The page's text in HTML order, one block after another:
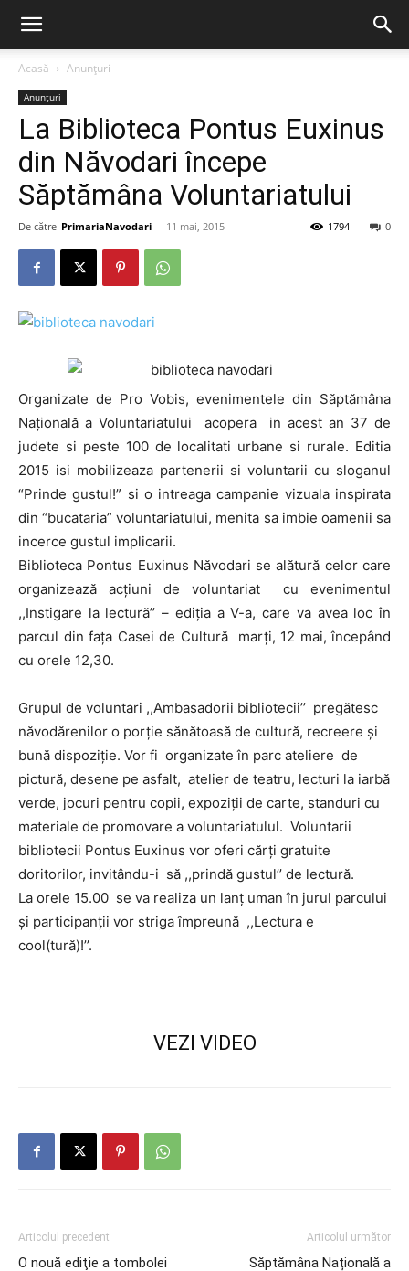
Acasă Anunțuri
Anunțuri
La Biblioteca Pontus Euxinus
din Năvodari începe
Săptămâna Voluntariatului
De către PrimariaNavodari - 11 mai, 2015 0
1794
Organizate de Pro Vobis, evenimentele din Săptămâna
Naţională a Voluntariatului acopera in acest an 37 de
judete si peste 100 de localitati urbane si rurale. Editia
2015 isi mobilizeaza partenerii si voluntarii cu sloganul
“Prinde gustul!” si o intreaga campanie vizuala inspirata
din “bucataria” voluntariatului, menita sa imbie oamenii sa
incerce gustul implicarii.
Biblioteca Pontus Euxinus Năvodari se alătură celor care
organizează acțiuni de voluntariat cu evenimentul
,,Instigare la lectură’’ – ediția a V-a, care va avea loc în
parcul din fața Casei de Cultură marți, 12 mai, începând
cu orele 12,30.
Grupul de voluntari ,,Ambasadorii bibliotecii’’ pregătesc
năvodărenilor o porție sănătoasă de cultură, recreere și
bună dispoziție. Vor fi organizate în parc ateliere de
pictură, desene pe asfalt, atelier de teatru, lecturi la iarbă
verde, jocuri pentru copii, expoziții de carte, standuri cu
materiale de promovare a voluntariatulul. Voluntarii
bibliotecii Pontus Euxinus vor oferi cărți gratuite
doritorilor, invitându-i să ,,prindă gustul’’ de lectură.
La orele 15.00 se va realiza un lanț uman în jurul parcului
și participanții vor striga împreună ,,Lectura e
cool(tură)!’’.
VEZI VIDEO
Articolul precedent
O nouă ediţie a tombolei
Articolul următor
Săptămâna Națională a